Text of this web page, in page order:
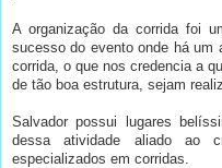
A organização da corrida foi
sucesso do evento onde há um
corrida, o que nos credencia a
de tão boa estrutura, sejam
Salvador possui lugares
dessa atividade aliado ao
especializados em corridas.